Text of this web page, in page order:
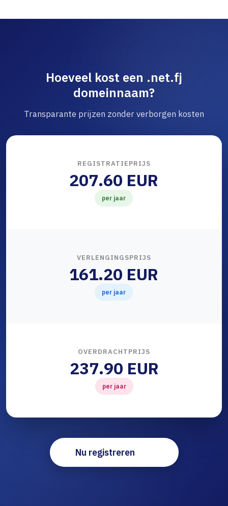
Hoeveel kost een .net.fj
domeinnaam?
Transparante prijzen zonder verborgen kosten
REGISTRATIEPRIJS
207.60 EUR
per jaar
VERLENGINGSPRIJS
161.20 EUR
per jaar
OVERDRACHTPRIJS
237.90 EUR
per jaar
Nu registreren